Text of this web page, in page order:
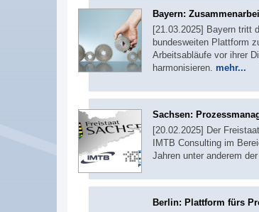
Bayern:
[21.03.2025] Bayern tritt
bundesweiten Plattform
Arbeitsabläufe vor ihrer
harmonisieren. mehr...
Sachsen:
[20.02.2025] Der
IMTB Consulting im
Jahren unter anderem
Berlin: Plattform fürs